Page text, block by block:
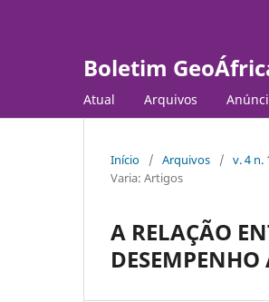
Boletim
Atual Arquivos
Início / Arquivos / v. 4 n.
Varia: Artigos
A RELAÇÃO